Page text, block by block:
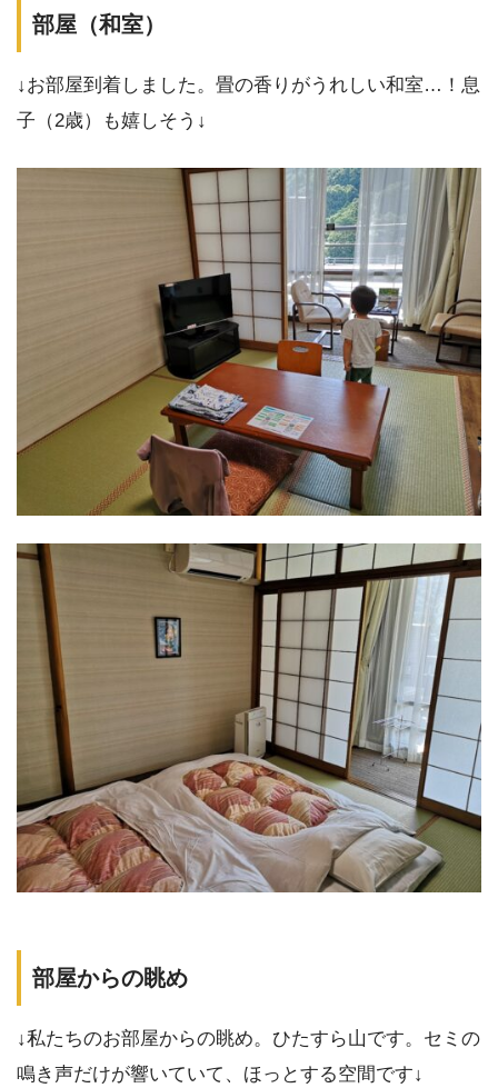
部屋（和室）
↓お部屋到着しました。畳の香りがうれしい和室…！息
子（2歳）も嬉しそう↓
部屋からの眺め
↓私たちのお部屋からの眺め。ひたすら山です。セミの
鳴き声だけが響いていて、ほっとする空間です↓